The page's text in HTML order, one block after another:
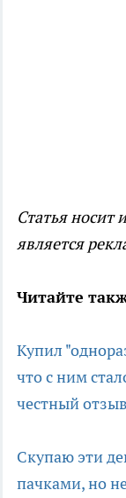
Статья носит
является
Читайте
Купил
что с ним
честный
Скупаю эти
пачками, но